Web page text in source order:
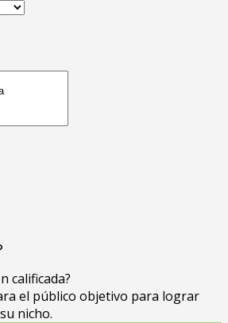
calificada?
el público objetivo para lograr
nicho.